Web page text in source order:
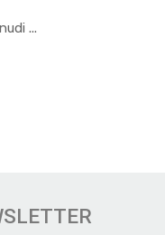
...